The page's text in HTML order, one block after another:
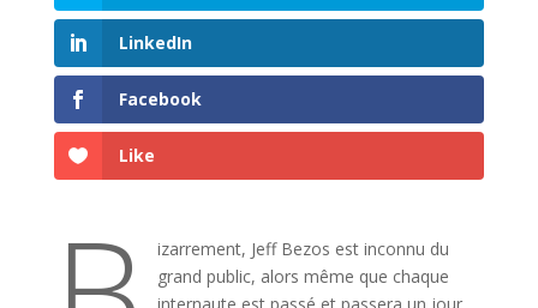
LinkedIn
Facebook
Like
izarrement, Jeff Bezos est inconnu du
grand public, alors même que chaque